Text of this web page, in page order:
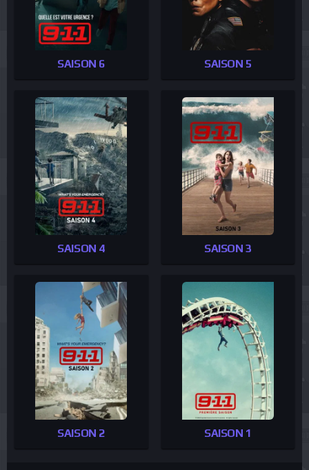
SAISON 6 SAISON 5
SAISON 4 SAISON 3
SAISON 2 SAISON 1